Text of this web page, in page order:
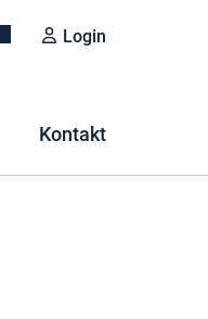
Login
Kontakt